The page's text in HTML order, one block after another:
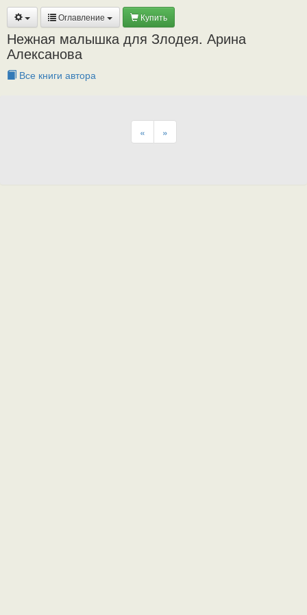
Оглавление Купить
Нежная малышка для Злодея. Арина
Алексанова
Все книги автора
« »